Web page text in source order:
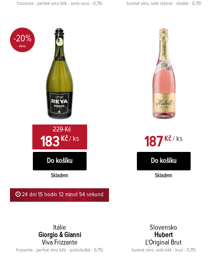
frizzante - perlivé víno bílé - semi seco - 0,75l
-20%
229 Kč
183Kč / ks
Skladem
24 dní 15 hodin 12 minut 54 sekund
šumivé víno, sekt růžové - sladké - 0,75l
187Kč / ks
Skladem
Itálie
Giorgio & Gianni
Viva Frizzante
frizzante - perlivé víno bílé - polosladké - 0,75l
Slovensko
Hubert
L'Original Brut
šumivé víno, sekt bílé - brut - 0,75l